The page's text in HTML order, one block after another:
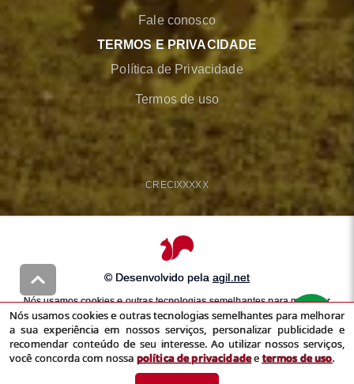
Fale conosco
TERMOS E PRIVACIDADE
Política de Privacidade
Termos de uso
CRECIXXXXX
© Desenvolvido pela agil.net
Nós usamos cookies e outras tecnologias semelhantes para melhorar
a sua experiência em nossos serviços, personalizar publicidade e
recomendar conteúdo de seu interesse. Ao utilizar nossos serviços,
você concorda com nossapolítica de privacidadeetermos de uso
Nós usamos cookies e outras tecnologias semelhantes para melhorar
a sua experiência em nossos serviços, personalizar publicidade e
recomendar conteúdo de seu interesse. Ao utilizar nossos serviços,
você concorda com nossa política de privacidadeetermos de uso.